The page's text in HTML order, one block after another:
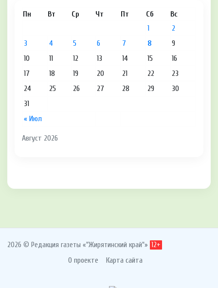
Август 2026
Пн Вт Ср Чт Пт Сб Вс
« Июл
1
2
3
4 5 6 7 8
9
10
11 12 13 14 15
16
17
18 19 20 21 22
23
24
25 26 27 28 29
30
31
2026 © Редакция газеты «"Жирятинский край"» 12+
О проекте Карта сайта